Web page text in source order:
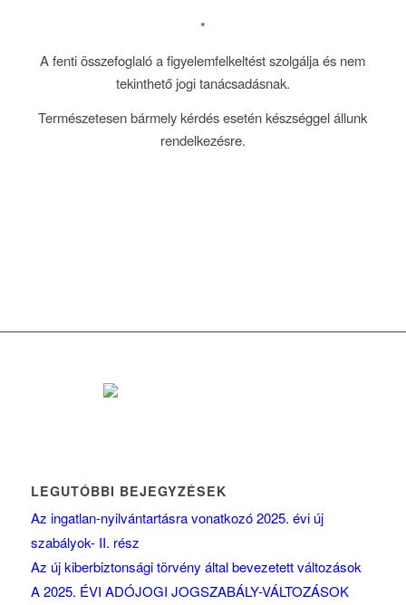
*
A fenti összefoglaló a figyelemfelkeltést szolgálja és nem
tekinthető jogi tanácsadásnak.
Természetesen bármely kérdés esetén készséggel állunk
rendelkezésre.
LEGUTÓBBI BEJEGYZÉSEK
Az ingatlan-nyilvántartásra vonatkozó 2025. évi új
szabályok- II. rész
Az új kiberbiztonsági törvény által bevezetett változások
A 2025. ÉVI ADÓJOGI JOGSZABÁLY-VÁLTOZÁSOK